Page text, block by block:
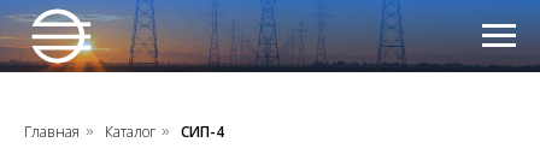
Главная » Каталог » СИП-4